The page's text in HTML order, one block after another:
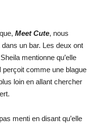
Meet Cute, nous
un bar. Les deux ont
mentionne qu’elle
perçoit comme une blague
loin en allant chercher
menti en disant qu’elle